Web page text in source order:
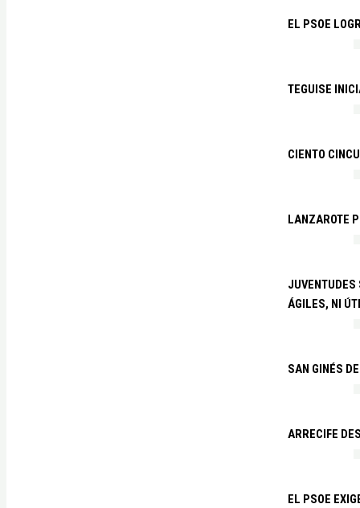
EL PSOE
TEGUISE
CIENTO
LANZAROTE
JUVENTUDES
ÁGILES, NI
SAN GINÉS
ARRECIFE
EL PSOE